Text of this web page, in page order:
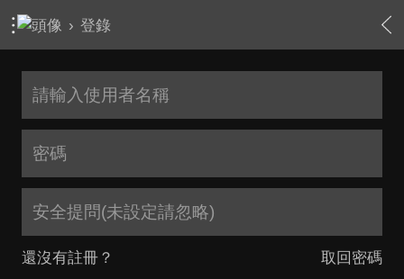
› 登錄
安全提問(未設定請忽略)
還沒有註冊？ 取回密碼